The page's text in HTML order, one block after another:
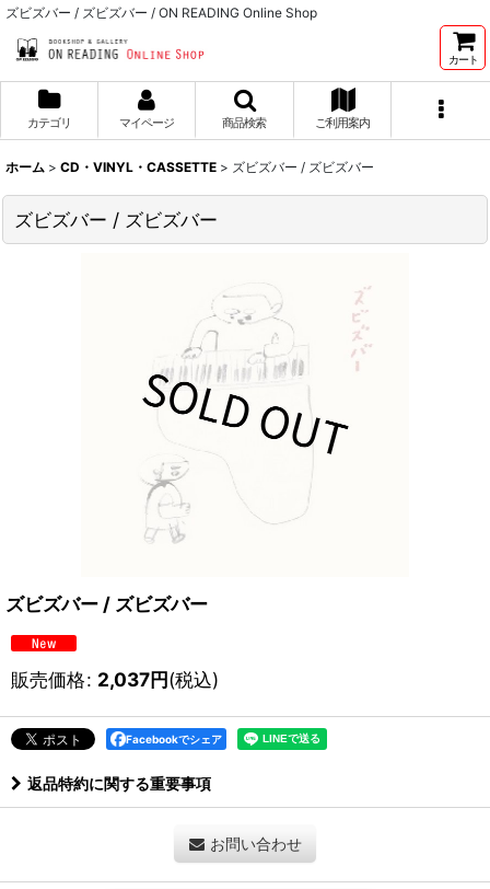
ズビズバー / ズビズバー / ON READING Online Shop
カート
カテゴリ マイページ 商品検索 ご利用案内
ホーム > CD・VINYL・CASSETTE > ズビズバー / ズビズバー
ズビズバー / ズビズバー
ズビズバー / ズビズバー
販売価格: 2,037円(税込)
Facebookでシェア
返品特約に関する重要事項
お問い合わせ